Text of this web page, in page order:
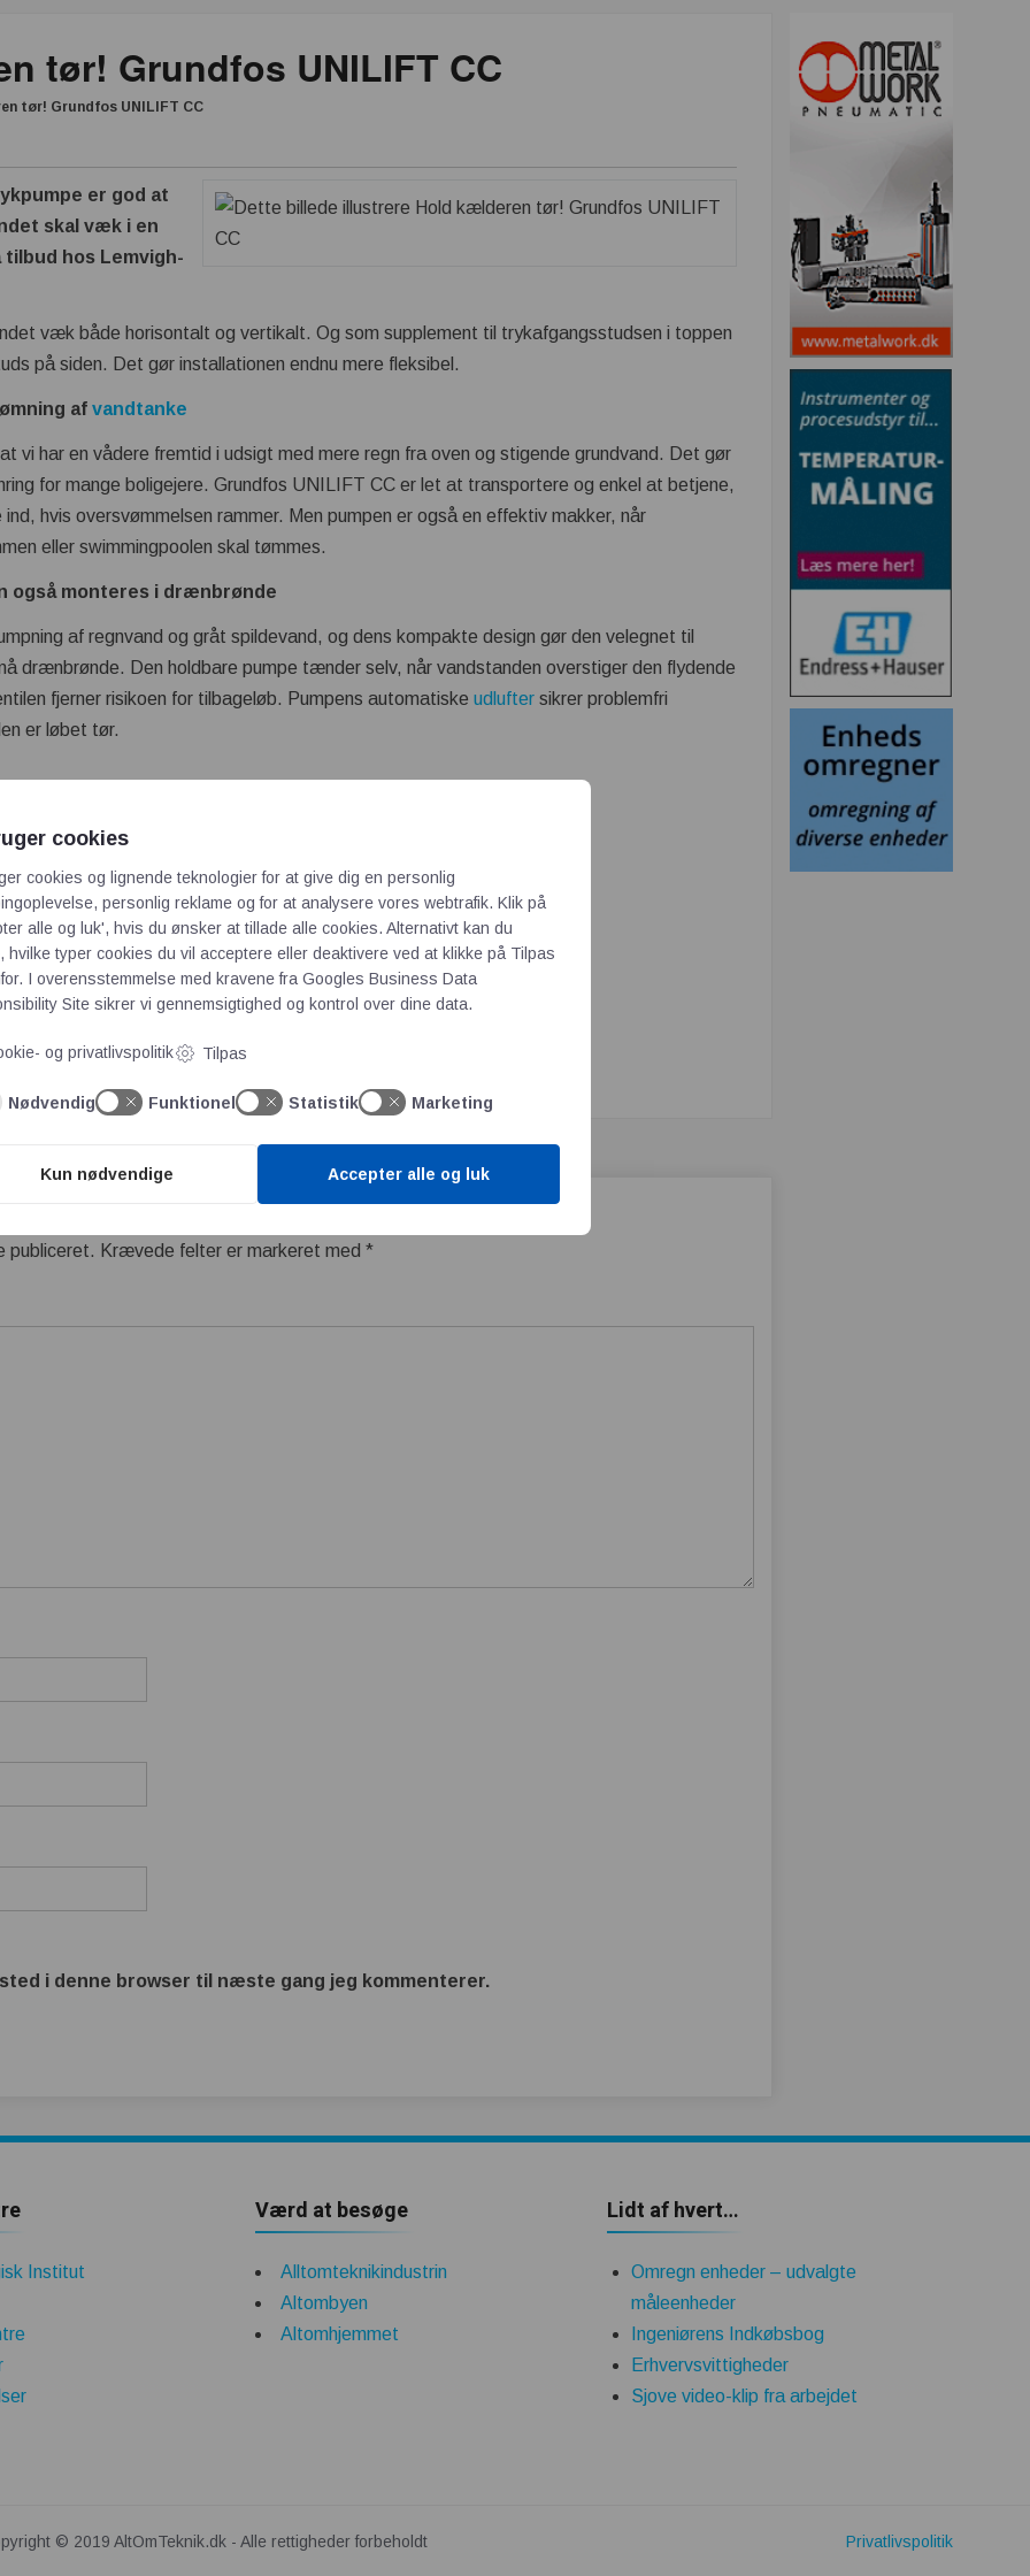
tør! Grundfos UNILIFT CC
tør! Grundfos UNILIFT CC
er god at
skal væk i en
tilbud hos Lemvigh-
væk både horisontalt og vertikalt. Og som supplement til trykafgangsstudsen i toppen
på siden. Det gør installationen endnu mere fleksibel.
afvandtanke
vi har en vådere fremtid i udsigt med mere regn fra oven og stigende grundvand. Det gør
for mange boligejere. Grundfos UNILIFT CC er let at transportere og enkel at betjene,
hvis oversvømmelsen rammer. Men pumpen er også en effektiv makker, når
eller swimmingpoolen skal tømmes.
også monteres i drænbrønde
af regnvand og gråt spildevand, og dens kompakte design gør den velegnet til
drænbrønde. Den holdbare pumpe tænder selv, når vandstanden overstiger den flydende
fjerner risikoen for tilbageløb. Pumpens automatiskeudlufter sikrer problemfri
er løbet tør.
når den rustfri si afmonteres.
tænder automatisk pumpen
giver god holdbarhed
problemfri start
her
publiceret. Krævede felter er markeret med*
i denne browser til næste gang jeg kommenterer.
Institut
Værd at besøge
Alltomteknikindustrin
Altombyen
Altomhjemmet
Lidt af hvert…
Omregn enheder – udvalgte
måleenheder
Ingeniørens Indkøbsbog
Erhvervsvittigheder
Sjove video-klip fra arbejdet
© 2019 AltOmTeknik.dk - Alle rettigheder forbeholdt Privatlivspolitik
cookies
cookies og lignende teknologier for at give dig en personlig
personlig reklame og for at analysere vores webtrafik. Klik på
alle og luk', hvis du ønsker at tillade alle cookies. Alternativt kan du
hvilke typer cookies du vil acceptere eller deaktivere ved at klikke på Tilpas
I overensstemmelse med kravene fra Googles Business Data
Site sikrer vi gennemsigtighed og kontrol over dine data.
og privatlivspolitik Tilpas
Nødvendig Funktionel Statistik Marketing
Kun nødvendige Accepter alle og luk